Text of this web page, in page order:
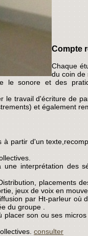
Compte
Chaque
du coin de
le sonore et des
le travail d'écriture de
et également
à partir d'un
interprétation des
placements
jeux de voix en
par Ht-parleur où
du groupe .
placer son ou ses
consulter